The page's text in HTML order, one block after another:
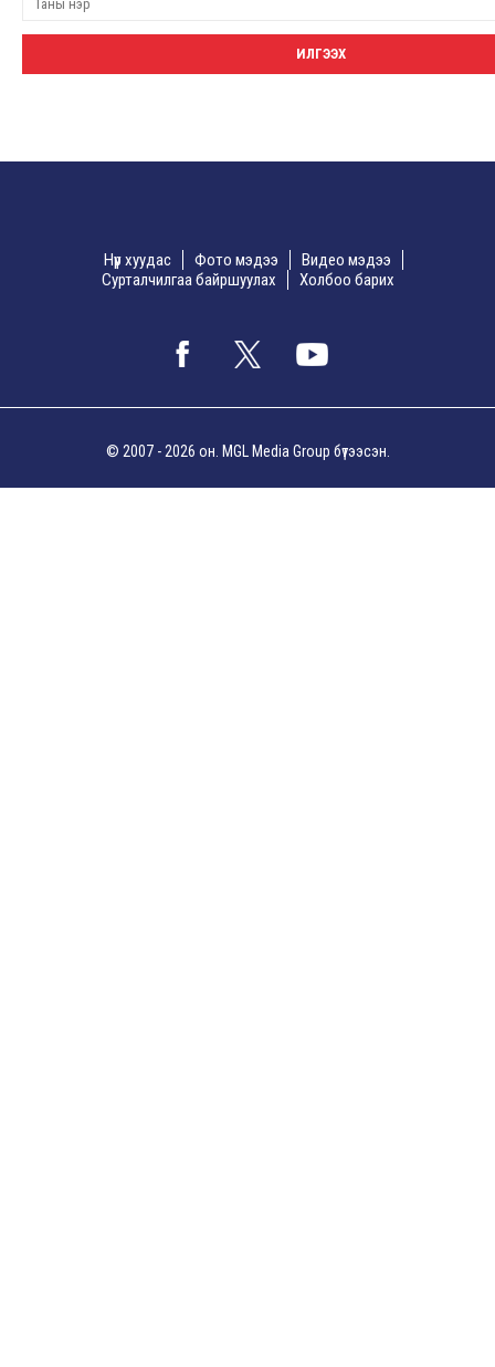
Нүүр хуудас Фото мэдээ
Видео мэдээ
Сурталчилгаа байршуулах
Холбоо барих
© 2007 - 2026 он. MGL Media Group бүтээсэн.